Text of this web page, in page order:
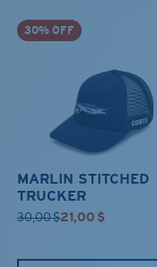
30% OFF
MARLIN STITCHED
TRUCKER
30,00 $21,00 $